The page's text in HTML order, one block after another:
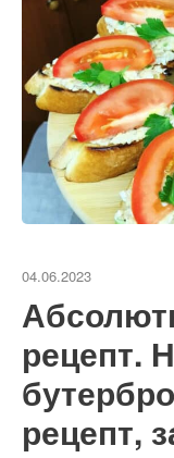
04.06.2023
рецепт.
рецепт,